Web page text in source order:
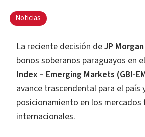
Noticias
La reciente decisión deJP Morgan
bonos soberanos paraguayos en el
Index – Emerging Markets (GBI-
avance trascendental para el país
posicionamiento en los mercados
internacionales.